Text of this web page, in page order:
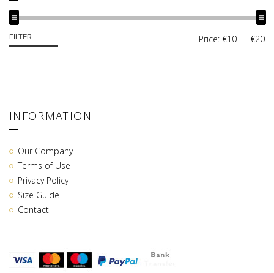
MIN
MAX
FILTER Price: €10 — €20
INFORMATION
Our Company
Terms of Use
Privacy Policy
Size Guide
Contact